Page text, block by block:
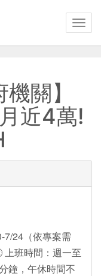
關】
近4萬!
7/24（依專案需
上班時間：週一至
鐘，午休時間不